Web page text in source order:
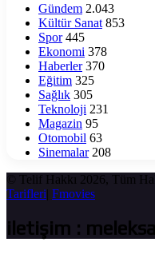
Gündem 2.043
Kültür Sanat 853
Spor 445
Ekonomi 378
Haberler 370
Eğitim 325
Sağlık 305
Teknoloji 231
Magazin 95
Otomobil 63
Sinemalar 208
© Telif Hakkı 2026, Tüm
Tarifleri| Fmovies
iletişim :